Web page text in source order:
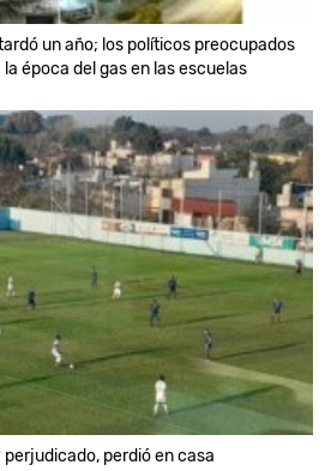
un año; los políticos preocupados
época del gas en las escuelas
perdió en casa